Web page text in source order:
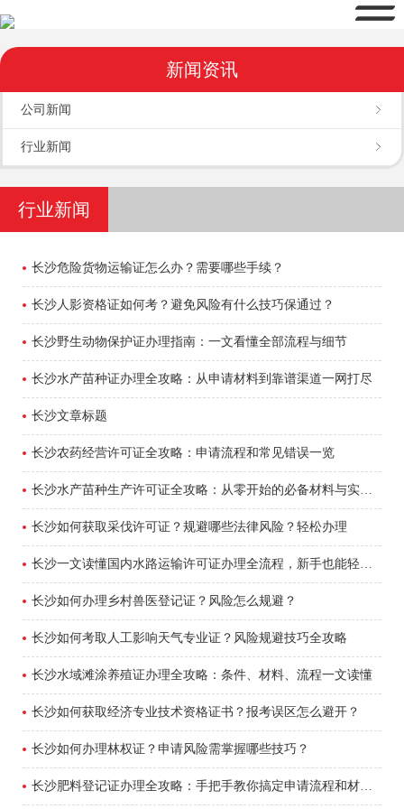
新闻资讯
公司新闻
行业新闻
行业新闻
长沙危险货物运输证怎么办？需要哪些手续？
长沙人影资格证如何考？避免风险有什么技巧保通过？
长沙野生动物保护证办理指南：一文看懂全部流程与细节
长沙水产苗种证办理全攻略：从申请材料到靠谱渠道一网打尽
长沙文章标题
长沙农药经营许可证全攻略：申请流程和常见错误一览
长沙水产苗种生产许可证全攻略：从零开始的必备材料与实战流程
长沙如何获取采伐许可证？规避哪些法律风险？轻松办理
长沙一文读懂国内水路运输许可证办理全流程，新手也能轻松搞定
长沙如何办理乡村兽医登记证？风险怎么规避？
长沙如何考取人工影响天气专业证？风险规避技巧全攻略
长沙水域滩涂养殖证办理全攻略：条件、材料、流程一文读懂
长沙如何获取经济专业技术资格证书？报考误区怎么避开？
长沙如何办理林权证？申请风险需掌握哪些技巧？
长沙肥料登记证办理全攻略：手把手教你搞定申请流程和材料清单